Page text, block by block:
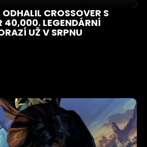
ODHALIL CROSSOVER S
40,000. LEGENDÁRNÍ
UŽ V SRPNU